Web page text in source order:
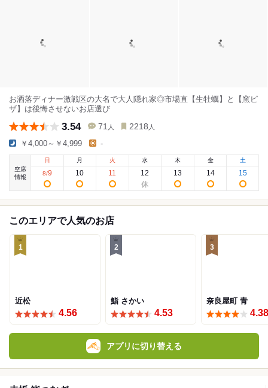
お洒落ディナー激戦区の大名で大人隠れ家◎市場直【生牡蠣】と【窯ピ
ザ】は後悔させないお店選び
3.54 71 人 2218 人
￥4,000～￥4,999 -
空席
情報
日
8/9
月
10
火
11
水
12
木
13
金
14
土
15
このエリアで人気のお店
1
近松
4.56
2
鮨 さかい
4.53
3
奈良屋町 青
4.38
アプリに切り替える